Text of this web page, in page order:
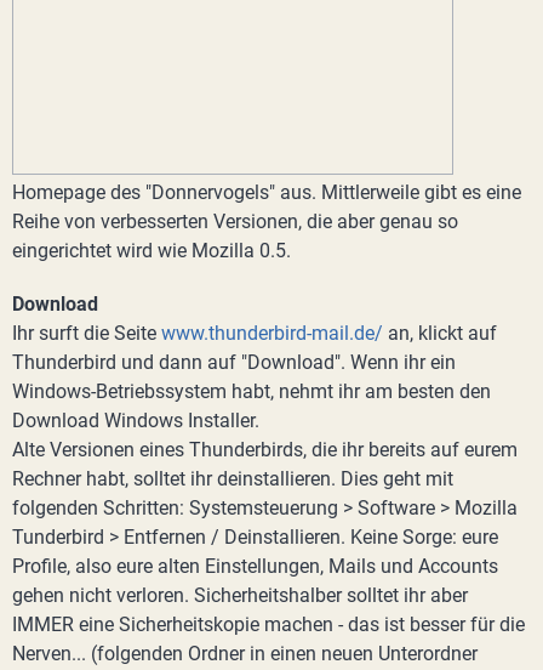
Homepage des "Donnervogels" aus. Mittlerweile gibt es eine
Reihe von verbesserten Versionen, die aber genau so
eingerichtet wird wie Mozilla 0.5.
Download
Ihr surft die Seite www.thunderbird-mail.de/ an, klickt auf
Thunderbird und dann auf "Download". Wenn ihr ein
Windows-Betriebssystem habt, nehmt ihr am besten den
Download Windows Installer.
Alte Versionen eines Thunderbirds, die ihr bereits auf eurem
Rechner habt, solltet ihr deinstallieren. Dies geht mit
folgenden Schritten: Systemsteuerung > Software > Mozilla
Tunderbird > Entfernen / Deinstallieren. Keine Sorge: eure
Profile, also eure alten Einstellungen, Mails und Accounts
gehen nicht verloren. Sicherheitshalber solltet ihr aber
IMMER eine Sicherheitskopie machen - das ist besser für die
Nerven... (folgenden Ordner in einen neuen Unterordner